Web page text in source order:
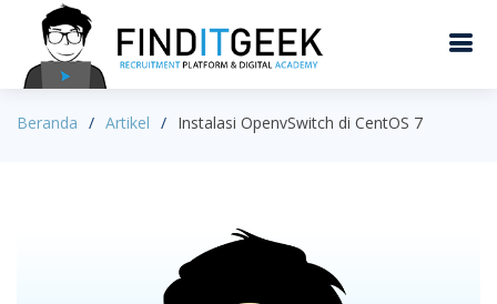
Beranda Artikel Instalasi OpenvSwitch di CentOS 7